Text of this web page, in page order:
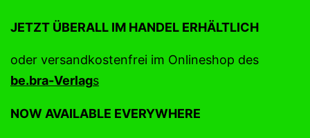
JETZT ÜBERALL IM HANDEL ERHÄLTLICH
oder versandkostenfrei im Onlineshop des
be.bra-Verlags
NOW AVAILABLE EVERYWHERE